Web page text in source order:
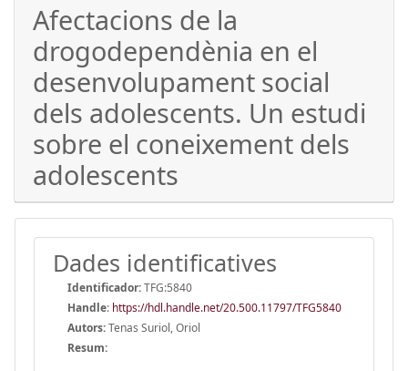
Afectacions de la
drogodependènia en el
desenvolupament social
dels adolescents. Un estudi
sobre el coneixement dels
adolescents
Dades identificatives
Identificador:TFG:5840
Handle: https://hdl.handle.net/20.500.11797/TFG5840
Autors:Tenas Suriol, Oriol
Resum: